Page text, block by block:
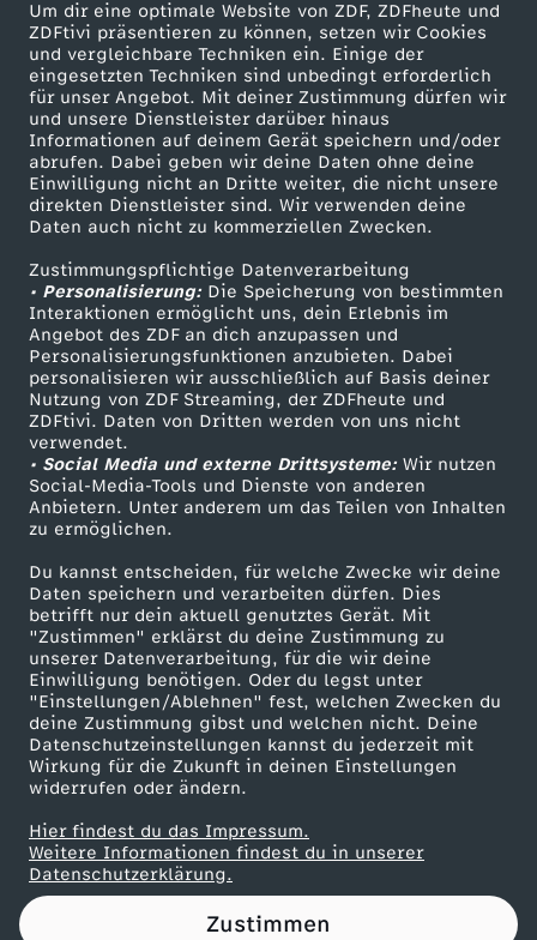
Um dir eine optimale Website von ZDF, ZDFheute und
ZDFtivi präsentieren zu können, setzen wir Cookies
und vergleichbare Techniken ein. Einige der
eingesetzten Techniken sind unbedingt erforderlich
für unser Angebot. Mit deiner Zustimmung dürfen wir
und unsere Dienstleister darüber hinaus
Informationen auf deinem Gerät speichern und/oder
abrufen. Dabei geben wir deine Daten ohne deine
Einwilligung nicht an Dritte weiter, die nicht unsere
direkten Dienstleister sind. Wir verwenden deine
Daten auch nicht zu kommerziellen Zwecken.
Zustimmungspflichtige Datenverarbeitung
• Personalisierung:Die Speicherung von bestimmten
Interaktionen ermöglicht uns, dein Erlebnis im
Angebot des ZDF an dich anzupassen und
Personalisierungsfunktionen anzubieten. Dabei
personalisieren wir ausschließlich auf Basis deiner
Nutzung von ZDF Streaming, der ZDFheute und
ZDFtivi. Daten von Dritten werden von uns nicht
verwendet.
• Social Media und externe Drittsysteme:Wir nutzen
Social-Media-Tools und Dienste von anderen
Anbietern. Unter anderem um das Teilen von Inhalten
zu ermöglichen.
Du kannst entscheiden, für welche Zwecke wir deine
Daten speichern und verarbeiten dürfen. Dies
betrifft nur dein aktuell genutztes Gerät. Mit
"Zustimmen" erklärst du deine Zustimmung zu
unserer Datenverarbeitung, für die wir deine
Einwilligung benötigen. Oder du legst unter
"Einstellungen/Ablehnen" fest, welchen Zwecken du
deine Zustimmung gibst und welchen nicht. Deine
Datenschutzeinstellungen kannst du jederzeit mit
Wirkung für die Zukunft in deinen Einstellungen
widerrufen oder ändern.
Hier findest du das Impressum.
Weitere Informationen findest du in unserer
Datenschutzerklärung.
Zustimmen
r
m
o
r
d
v
o
n
S
r
e
b
r
e
n
i
Mehr ZDF
ZDF-Apps
Smart TV
ZDFtext
Livestreams
Sendungen A-Z
TV-Programm
Service
ZDFmitreden
Kontakt zum ZDF
Tickets
Zuschauerservice
Hilfe
ZDF Unternehmen
Karriere
ZDF goes Schule
Werbefernsehen
Mainzelmännchen
Partner